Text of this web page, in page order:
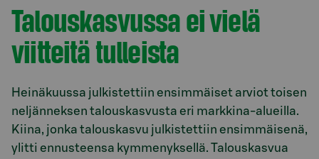
Talouskasvussa ei vielä
viitteitä tulleista
Heinäkuussa julkistettiin ensimmäiset arviot toisen
neljänneksen talouskasvusta eri markkina-alueilla.
Kiina, jonka talouskasvu julkistettiin ensimmäisenä,
ylitti ennusteensa kymmenyksellä. Talouskasvua